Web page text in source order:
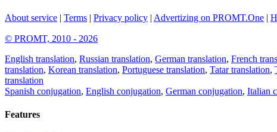
About service | Terms | Privacy policy | Advertizing on PROMT.One |
© PROMT, 2010 - 2026
English translation, Russian translation, German translation, French
translation, Korean translation, Portuguese translation, Tatar translation,
translation
Spanish conjugation, English conjugation, German conjugation, Italian
Features